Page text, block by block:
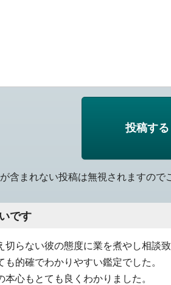
含まれない投稿は無視されますので
です
切らない彼の態度に業を煮やし相談致
も的確でわかりやすい鑑定でした。
本心もとても良くわかりました。